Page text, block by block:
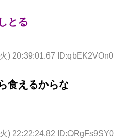
とる
) 20:39:01.67 ID:qbEK2VOn0
食えるからな
) 22:22:24.82 ID:ORgFs9SY0